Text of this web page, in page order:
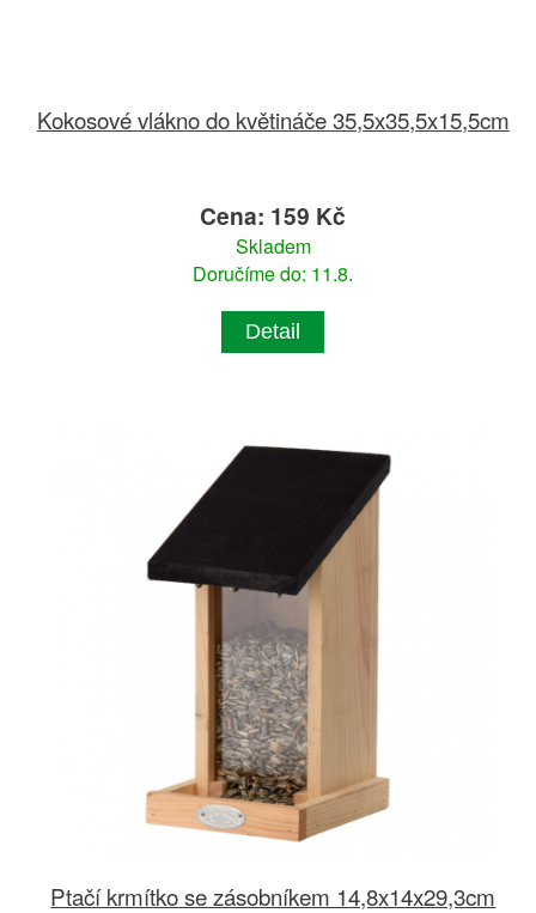
Kokosové vlákno do květináče 35,5x35,5x15,5cm
Cena: 159 Kč
Skladem
Doručíme do: 11.8.
Detail
Ptačí krmítko se zásobníkem 14,8x14x29,3cm